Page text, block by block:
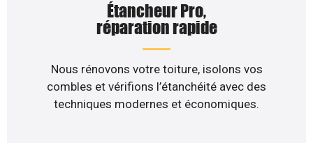
Étancheur Pro,
réparation rapide
Nous rénovons votre toiture, isolons vos
combles et vérifions l’étanchéité avec des
techniques modernes et économiques.